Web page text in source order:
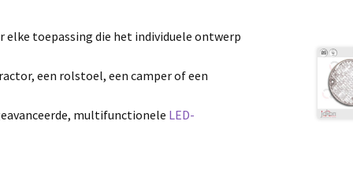
toepassing die het individuele ontwerp
een rolstoel, een camper of een
multifunctionele LED-